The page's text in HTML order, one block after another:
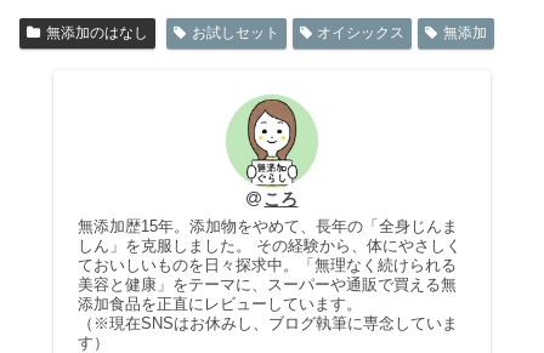
無添加のはなし お試しセット オイシックス 無添加
ころ
無添加歴15年。添加物をやめて、長年の「全身じんま
しん」を克服しました。 その経験から、体にやさしく
ておいしいものを日々探求中。「無理なく続けられる
美容と健康」をテーマに、スーパーや通販で買える無
添加食品を正直にレビューしています。
（※現在SNSはお休みし、ブログ執筆に専念していま
す）